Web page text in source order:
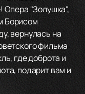
Опера "Золушка",
Борисом
вернулась на
фильма
где доброта и
подарит вам и